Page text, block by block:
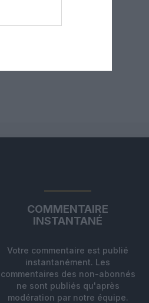
COMMENTAIRE
INSTANTANÉ
Votre commentaire est publié
instantanément. Les
commentaires des non-abonnés
ne sont publiés qu'après
modération par notre équipe.